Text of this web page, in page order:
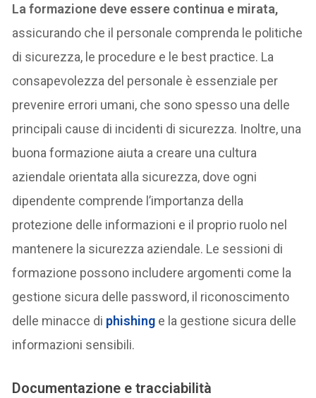
La formazione deve essere continua e mirata,
assicurando che il personale comprenda le politiche
di sicurezza, le procedure e le best practice. La
consapevolezza del personale è essenziale per
prevenire errori umani, che sono spesso una delle
principali cause di incidenti di sicurezza. Inoltre, una
buona formazione aiuta a creare una cultura
aziendale orientata alla sicurezza, dove ogni
dipendente comprende l’importanza della
protezione delle informazioni e il proprio ruolo nel
mantenere la sicurezza aziendale. Le sessioni di
formazione possono includere argomenti come la
gestione sicura delle password, il riconoscimento
delle minacce di phishing e la gestione sicura delle
informazioni sensibili.
Documentazione e tracciabilità